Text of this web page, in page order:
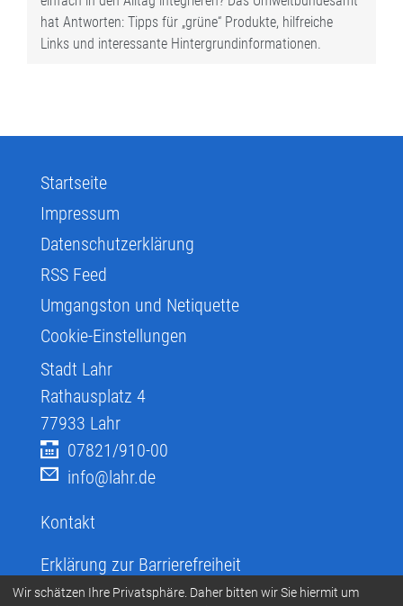
hat Antworten: Tipps für „grüne“ Produkte, hilfreiche
Links und interessante Hintergrundinformationen.
Startseite
Impressum
Datenschutzerklärung
RSS Feed
Umgangston und Netiquette
Cookie-Einstellungen
Stadt Lahr
Rathausplatz 4
77933 Lahr
07821/910-00
info@lahr.de
Kontakt
Erklärung zur Barrierefreiheit
Infos zur Barrierefreiheit
Wir schätzen Ihre Privatsphäre. Daher bitten wir Sie hiermit um